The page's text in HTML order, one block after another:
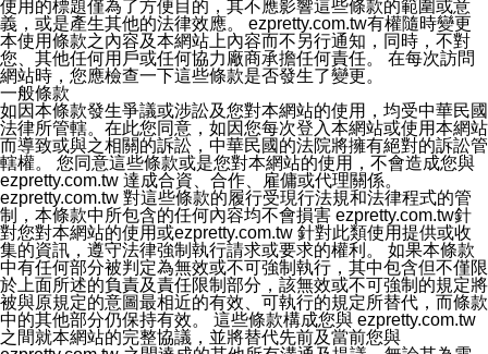
使用的標題僅為了方便目的，其不應影響這些條款的範圍或意
義，或是產生其他的法律效應。 ezpretty.com.tw有權隨時變更
本使用條款之內容及本網站上內容而不另行通知，同時，不對
您、其他任何用戶或任何協力廠商承擔任何責任。 在每次訪問
網站時，您應檢查一下這些條款是否發生了變更。
一般條款
如因本條款發生爭議或涉訟及您對本網站的使用，均受中華民國
法律所管轄。在此您同意，如因您每次登入本網站或使用本網站
而導致或與之相關的訴訟，中華民國的法院將擁有絕對的訴訟管
轄權。 您同意這些條款或是您對本網站的使用，不會造成您與
ezpretty.com.tw 達成合資、合作、雇傭或代理關係。
ezpretty.com.tw 對這些條款的履行受現行法規和法律程式的管
制，本條款中所包含的任何內容均不會損害 ezpretty.com.tw針
對您對本網站的使用或ezpretty.com.tw 針對此類使用提供或收
集的資訊，遵守法律強制執行請求或要求的權利。 如果本條款
中有任何部分被判定為無效或不可強制執行，其中包含但不僅限
於上面所述的負責及責任限制部分，該無效或不可強制的規定將
被與原規定的意圖最相近的有效、可執行的規定所替代，而條款
中的其他部分仍保持有效。 這些條款構成您與 ezpretty.com.tw
之間就本網站的完整協議，並將替代先前及當前您與